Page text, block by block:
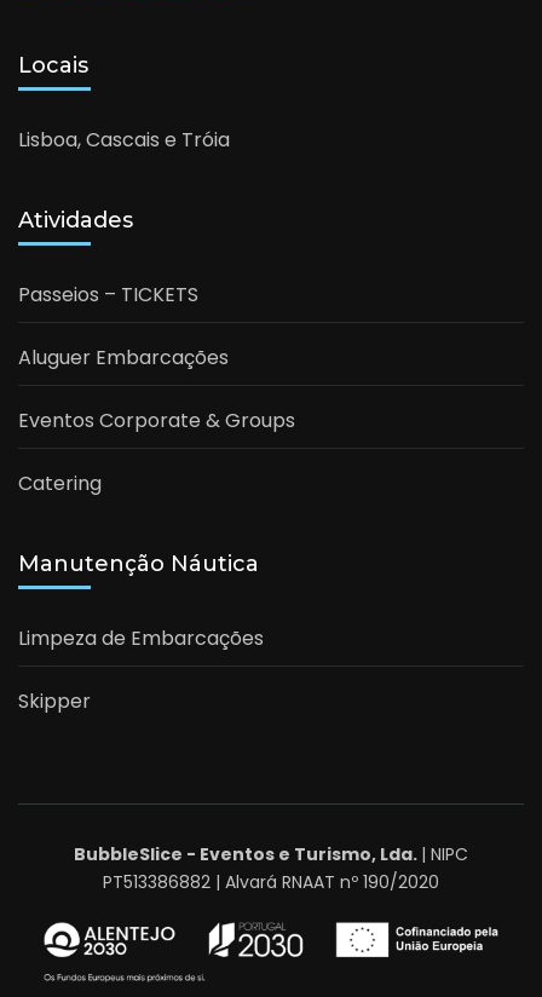
Locais
Lisboa, Cascais e Tróia
Atividades
Passeios – TICKETS
Aluguer Embarcações
Eventos Corporate & Groups
Catering
Manutenção Náutica
Limpeza de Embarcações
Skipper
BubbleSlice - Eventos e Turismo, Lda. | NIPC
PT513386882 | Alvará RNAAT nº 190/2020